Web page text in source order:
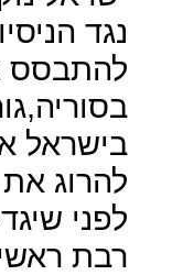
נגד
להתבסס
בישראל
להרוג
לפני
רבת